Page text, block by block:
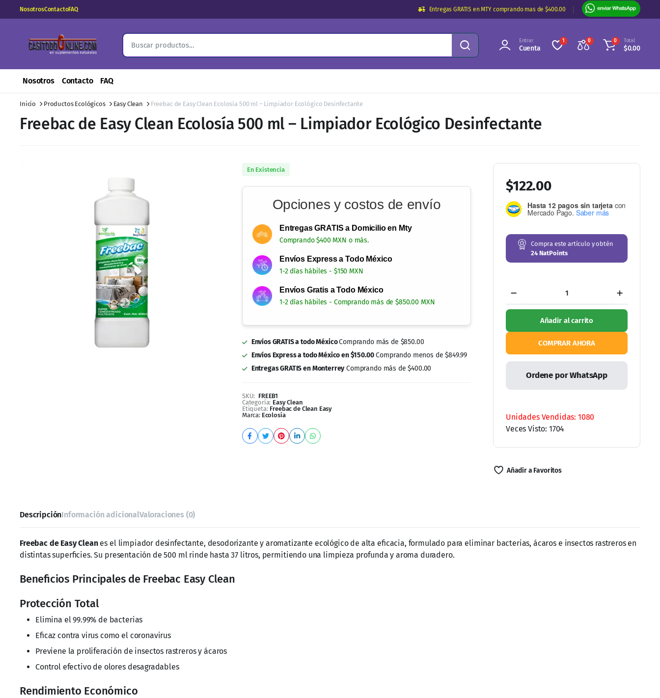
NosotrosContactoFAQ Entregas GRATIS en MTY comprando mas de $400.00
Entrar
Cuenta
1 0 0 Total
$0.00
Nosotros Contacto FAQ
Inicio Productos Ecológicos Easy Clean Freebac de Easy Clean Ecolosía 500 ml – Limpiador Ecológico Desinfectante
Freebac de Easy Clean Ecolosía 500 ml – Limpiador Ecológico Desinfectante
$122.00
Hasta 12 pagos sin tarjetacon
Mercado Pago. Saber más
Compra este artículo y obtén
24NatPoints
Easy
Ecolosía
500
Limpiador
Ecológico
Desinfectante
cantidad
Añadir al carrito
COMPRAR AHORA
Ordene por WhatsApp
Unidades Vendidas: 1080
Veces Visto: 1704
Añadir a Favoritos
En Existencia
Opciones y costos de envío
Entregas GRATIS a Domicilio en Mty
Comprando $400 MXN o más.
Envíos Express a Todo México
1-2 días hábiles - $150 MXN
Envíos Gratis a Todo México
1-2 días hábiles - Comprando más de $850.00 MXN
Envíos GRATIS a todo MéxicoComprando más de $850.00
Envíos Express a todo México en $150.00Comprando menos de $849.99
Entregas GRATIS en MonterreyComprando más de $400.00
SKU: FREEB1
Categoría: Easy Clean
Etiqueta: Freebac de Clean Easy
Marca: Ecolosía
DescripciónInformación adicionalValoraciones (0)
Freebac de Easy Cleanes el limpiador desinfectante, desodorizante y aromatizante ecológico de alta eficacia, formulado para eliminar bacterias, ácaros e insectos rastreros en
distintas superficies. Su presentación de 500 ml rinde hasta 37 litros, permitiendo una limpieza profunda y aroma duradero.
Beneficios Principales de Freebac Easy Clean
Protección Total
Elimina el 99.99% de bacterias
Eficaz contra virus como el coronavirus
Previene la proliferación de insectos rastreros y ácaros
Control efectivo de olores desagradables
Rendimiento Económico